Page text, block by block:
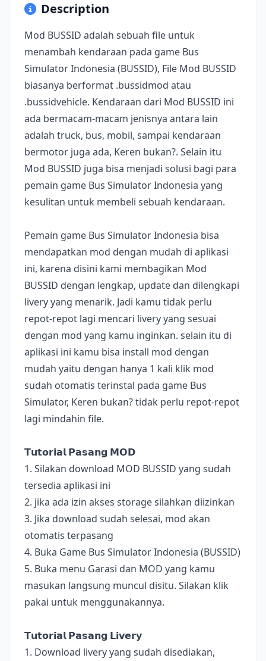
Description
Mod BUSSID adalah sebuah file untuk
menambah kendaraan pada game Bus
Simulator Indonesia (BUSSID), File Mod BUSSID
biasanya berformat .bussidmod atau
.bussidvehicle. Kendaraan dari Mod BUSSID ini
ada bermacam-macam jenisnya antara lain
adalah truck, bus, mobil, sampai kendaraan
bermotor juga ada, Keren bukan?. Selain itu
Mod BUSSID juga bisa menjadi solusi bagi para
pemain game Bus Simulator Indonesia yang
kesulitan untuk membeli sebuah kendaraan.
Pemain game Bus Simulator Indonesia bisa
mendapatkan mod dengan mudah di aplikasi
ini, karena disini kami membagikan Mod
BUSSID dengan lengkap, update dan dilengkapi
livery yang menarik. Jadi kamu tidak perlu
repot-repot lagi mencari livery yang sesuai
dengan mod yang kamu inginkan. selain itu di
aplikasi ini kamu bisa install mod dengan
mudah yaitu dengan hanya 1 kali klik mod
sudah otomatis terinstal pada game Bus
Simulator, Keren bukan? tidak perlu repot-repot
lagi mindahin file.
𝗧𝘂𝘁𝗼𝗿𝗶𝗮𝗹 𝗣𝗮𝘀𝗮𝗻𝗴 𝗠𝗢𝗗
1. Silakan download MOD BUSSID yang sudah
tersedia aplikasi ini
2. jika ada izin akses storage silahkan diizinkan
3. Jika download sudah selesai, mod akan
otomatis terpasang
4. Buka Game Bus Simulator Indonesia (BUSSID)
5. Buka menu Garasi dan MOD yang kamu
masukan langsung muncul disitu. Silakan klik
pakai untuk menggunakannya.
𝗧𝘂𝘁𝗼𝗿𝗶𝗮𝗹 𝗣𝗮𝘀𝗮𝗻𝗴 𝗟𝗶𝘃𝗲𝗿𝘆
1. Download livery yang sudah disediakan,